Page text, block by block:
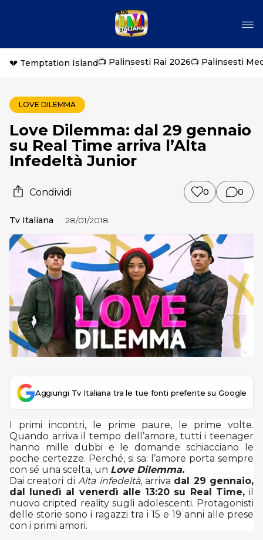
💔 Temptation Island📺 Palinsesti Rai 2026📺 Palinsesti
LOVE DILEMMA
Love Dilemma: dal 29 gennaio
su Real Time arriva l’Alta
Infedeltà Junior
Condividi 0 0
Tv Italiana 28/01/2018
Aggiungi Tv Italiana tra le tue fonti preferite su Google
I primi incontri, le prime paure, le prime volte.
Quando arriva il tempo dell’amore, tutti i teenager
hanno mille dubbi e le domande schiacciano le
poche certezze. Perché, si sa: l’amore porta sempre
con sé una scelta, un Love Dilemma.
Dai creatori diAlta infedeltà, arriva dal 29 gennaio,
dal lunedì al venerdì alle 13:20 su Real Time, il
nuovo cripted reality sugli adolescenti. Protagonisti
delle storie sono i ragazzi tra i 15 e 19 anni alle prese
con i primi amori.